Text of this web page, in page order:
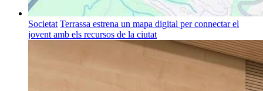
Societat Terrassa estrena un mapa digital per connectar el
jovent amb els recursos de la ciutat